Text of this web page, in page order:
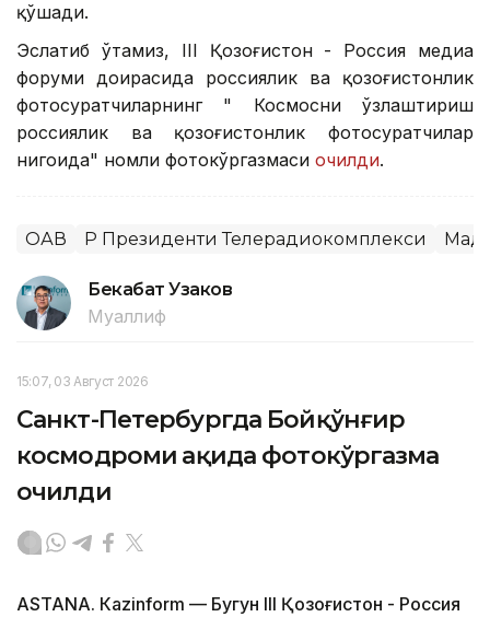
қўшади.
Эслатиб ўтамиз, III Қозоғистон - Россия медиа
форуми доирасида россиялик ва қозоғистонлик
фотосуратчиларнинг " Космосни ўзлаштириш
россиялик ва қозоғистонлик фотосуратчилар
нигоҳида" номли фотокўргазмаси очилди.
ОАВ ҚР Президенти Телерадиокомплекси
Бекабат Узаков
Муаллиф
15:07, 03 Август 2026
Санкт-Петербургда Бойқўнғир
космодроми ҳақида фотокўргазма
очилди
ASTANA. Кazinform — Бугун III Қозоғистон - Россия